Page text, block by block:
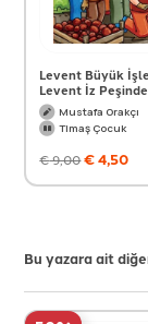
Levent Büyük
Levent İz
Mustafa Orakçı
Timaş Çocuk
€9,00€4,50
Bu yazara ait